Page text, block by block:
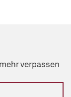
verpassen